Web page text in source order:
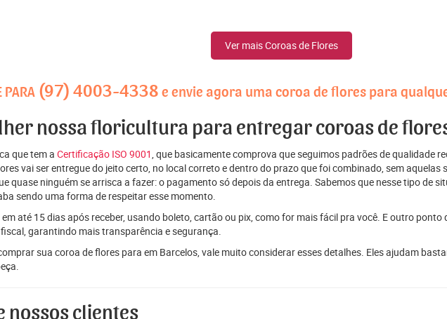
Ver mais Coroas de Flores
PARA (97) 4003-4338 e envie agora uma coroa de flores para
nossa floricultura para entregar coroas de
que tem a Certificação ISO 9001, que basicamente comprova que seguimos padrões de qualidade
vai ser entregue do jeito certo, no local correto e dentro do prazo que foi combinado, sem
quase ninguém se arrisca a fazer: o pagamento só depois da entrega. Sabemos que nesse tipo de
sendo uma forma de respeitar esse momento.
até 15 dias após receber, usando boleto, cartão ou pix, como for mais fácil pra você. E outro
garantindo mais transparência e segurança.
sua coroa de flores para em Barcelos, vale muito considerar esses detalhes. Eles ajudam
nossos clientes